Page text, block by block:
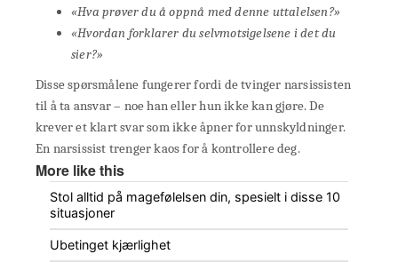
«Hva prøver du å oppnå med denne uttalelsen?»
«Hvordan forklarer du selvmotsigelsene i det du
sier?»
Disse spørsmålene fungerer fordi de tvinger narsissisten
til å ta ansvar – noe han eller hun ikke kan gjøre. De
krever et klart svar som ikke åpner for unnskyldninger.
En narsissist trenger kaos for å kontrollere deg.
More like this
Stol alltid på magefølelsen din, spesielt i disse 10
situasjoner
Ubetinget kjærlighet